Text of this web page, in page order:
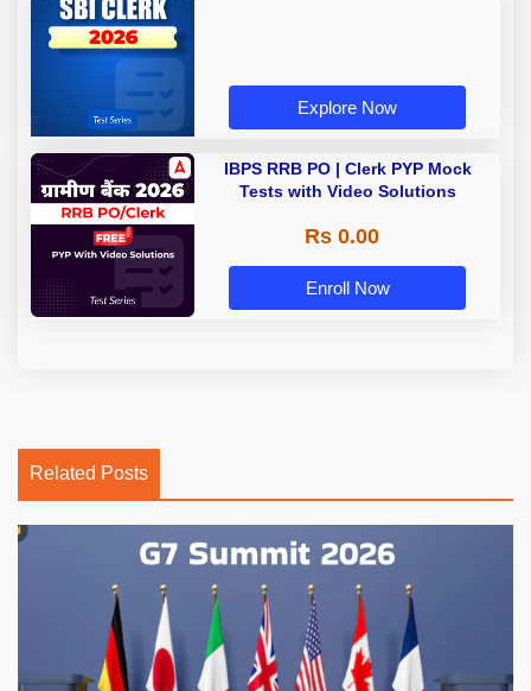
Explore Now
IBPS RRB PO | Clerk PYP Mock
Tests with Video Solutions
Rs 0.00
Enroll Now
Related Posts